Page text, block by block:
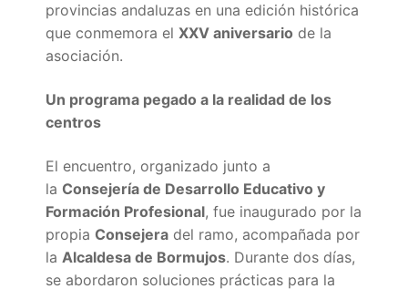
Adián Sevilla
Portal SÉNECA
Portal IEDA
provincias andaluzas en una edición histórica
que conmemora el XXV aniversario de la
asociación.
Un programa pegado a la realidad de los
centros
El encuentro, organizado junto a
la Consejería de Desarrollo Educativo y
Formación Profesional, fue inaugurado por la
propia Consejera del ramo, acompañada por
la Alcaldesa de Bormujos. Durante dos días,
se abordaron soluciones prácticas para la